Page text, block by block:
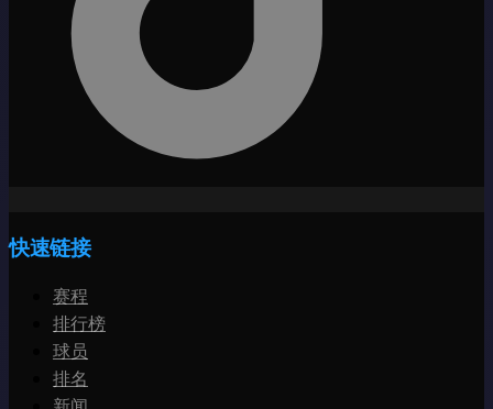
快速链接
赛程
排行榜
球员
排名